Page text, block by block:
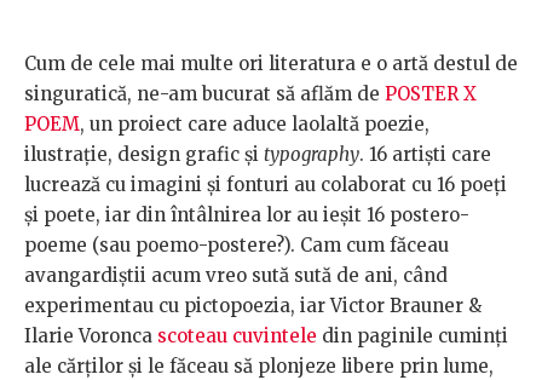
Cum de cele mai multe ori literatura e o artă destul de
singuratică, ne-am bucurat să aflăm de POSTER X
POEM, un proiect care aduce laolaltă poezie,
ilustrație, design grafic și typography. 16 artiști care
lucrează cu imagini și fonturi au colaborat cu 16 poeți
și poete, iar din întâlnirea lor au ieșit 16 postero-
poeme (sau poemo-postere?). Cam cum făceau
avangardiștii acum vreo sută sută de ani, când
experimentau cu pictopoezia, iar Victor Brauner &
Ilarie Voronca scoteau cuvintele din paginile cuminți
ale cărților și le făceau să plonjeze libere prin lume,